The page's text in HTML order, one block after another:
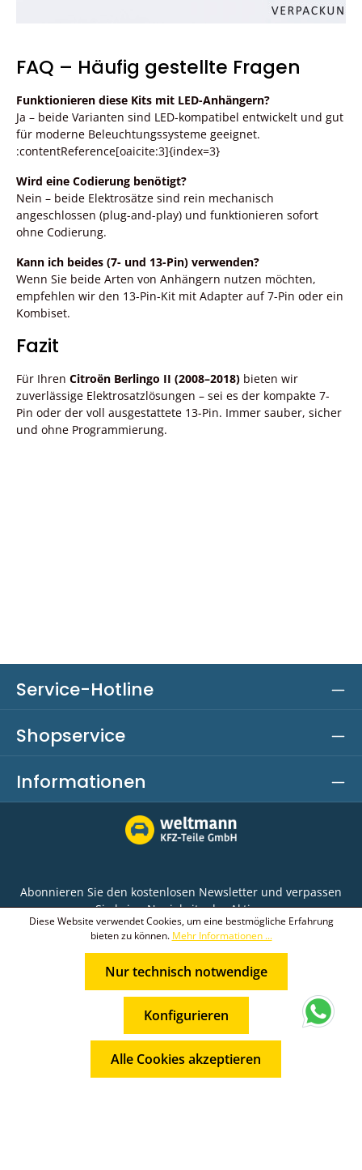
FAQ – Häufig gestellte Fragen
Funktionieren diese Kits mit LED-Anhängern?
Ja – beide Varianten sind LED-kompatibel entwickelt und gut
für moderne Beleuchtungssysteme geeignet.
:contentReference[oaicite:3]{index=3}
Wird eine Codierung benötigt?
Nein – beide Elektrosätze sind rein mechanisch
angeschlossen (plug-and-play) und funktionieren sofort
ohne Codierung.
Kann ich beides (7- und 13-Pin) verwenden?
Wenn Sie beide Arten von Anhängern nutzen möchten,
empfehlen wir den 13-Pin-Kit mit Adapter auf 7-Pin oder ein
Kombiset.
Fazit
Für Ihren Citroën Berlingo II (2008–2018) bieten wir
zuverlässige Elektrosatzlösungen – sei es der kompakte 7-
Pin oder der voll ausgestattete 13-Pin. Immer sauber, sicher
und ohne Programmierung.
Service-Hotline
Shopservice
Informationen
Abonnieren Sie den kostenlosen Newsletter und verpassen
Sie keine Neuigkeit oder Aktion.
E-Mail-Adresse*
Datenschutzbestimmungenzur
Kenntnis genommen und dieAGBgelesen und bin
mit ihnen einverstanden.
Die mit einem Stern (*) markierten Felder sind
© 2026 Weltmann KFZ-Teile GmbH
* Alle Preise inkl. gesetzl. Mehrwertsteuer zzgl.
und ggf. Nachnahmegebühren, wenn nicht
anders angegeben.
Diese Website verwendet Cookies, um eine bestmögliche Erfahrung
bieten zu können. Mehr Informationen ...
Nur technisch notwendige
Konfigurieren
Alle Cookies akzeptieren